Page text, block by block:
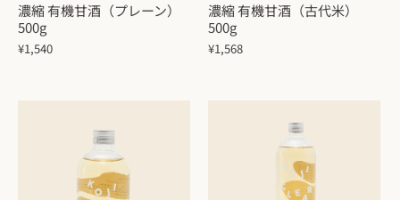
濃縮 有機甘酒（プレーン）
500g
¥1,540
濃縮 有機甘酒（古代米）
500g
¥1,568